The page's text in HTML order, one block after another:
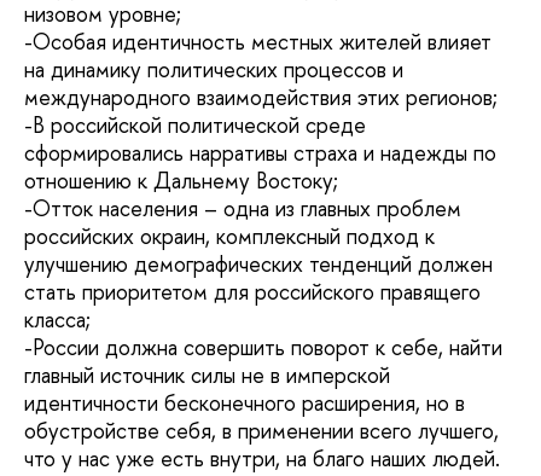
низовом уровне;
-Особая идентичность местных жителей влияет
на динамику политических процессов и
международного взаимодействия этих регионов;
-В российской политической среде
сформировались нарративы страха и надежды по
отношению к Дальнему Востоку;
-Отток населения – одна из главных проблем
российских окраин, комплексный подход к
улучшению демографических тенденций должен
стать приоритетом для российского правящего
класса;
-России должна совершить поворот к себе, найти
главный источник силы не в имперской
идентичности бесконечного расширения, но в
обустройстве себя, в применении всего лучшего,
что у нас уже есть внутри, на благо наших людей.